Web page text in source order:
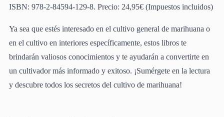
ISBN: 978-2-84594-129-8. Precio: 24,95€ (Impuestos incluidos)
Ya sea que estés interesado en el cultivo general de marihuana o
en el cultivo en interiores específicamente, estos libros te
brindarán valiosos conocimientos y te ayudarán a convertirte en
un cultivador más informado y exitoso. ¡Sumérgete en la lectura
y descubre todos los secretos del cultivo de marihuana!